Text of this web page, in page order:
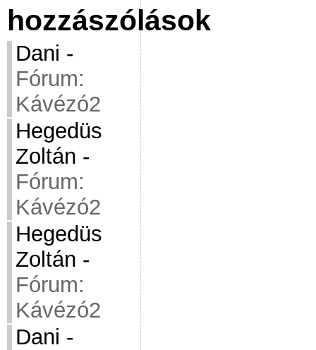
hozzászólások
Dani -
Fórum:
Kávézó2
Hegedüs
Zoltán -
Fórum:
Kávézó2
Hegedüs
Zoltán -
Fórum:
Kávézó2
Dani -